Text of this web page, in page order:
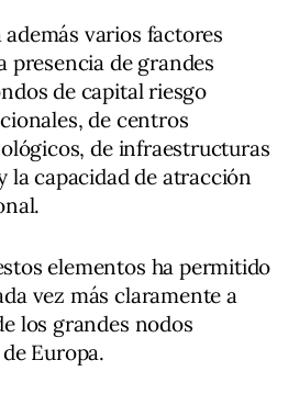
varios factores
presencia de grandes
de capital riesgo
de centros
de infraestructuras
la capacidad de atracción
elementos ha permitido
vez más claramente a
los grandes nodos
Europa.